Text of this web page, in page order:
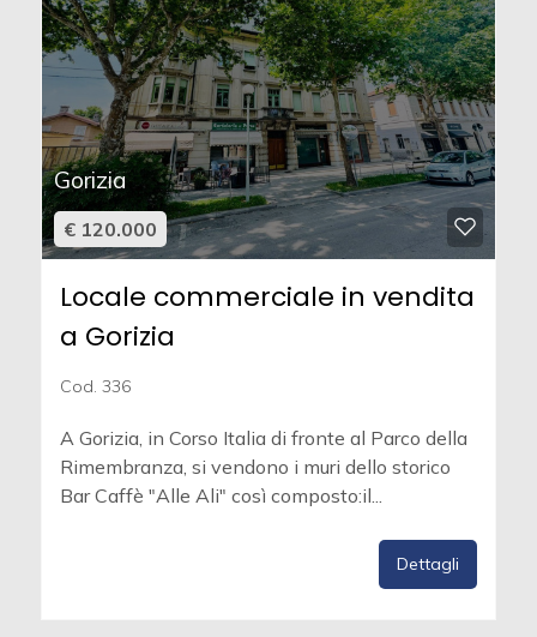
Gorizia
€ 120.000
Locale commerciale in vendita
a Gorizia
Cod. 336
A Gorizia, in Corso Italia di fronte al Parco della
Rimembranza, si vendono i muri dello storico
Bar Caffè "Alle Ali" così composto:il...
Dettagli